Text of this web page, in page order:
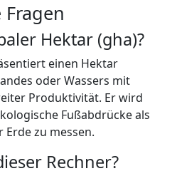
Hektar (gha)?
einen Hektar
oder Wassers mit
Produktivität. Er wird
Fußabdrücke als
zu messen.
Rechner?